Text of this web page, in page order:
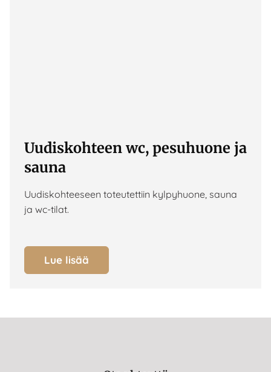
Uudiskohteen wc, pesuhuone ja
sauna
Uudiskohteeseen toteutettiin kylpyhuone, sauna
ja wc-tilat.
Lue lisää